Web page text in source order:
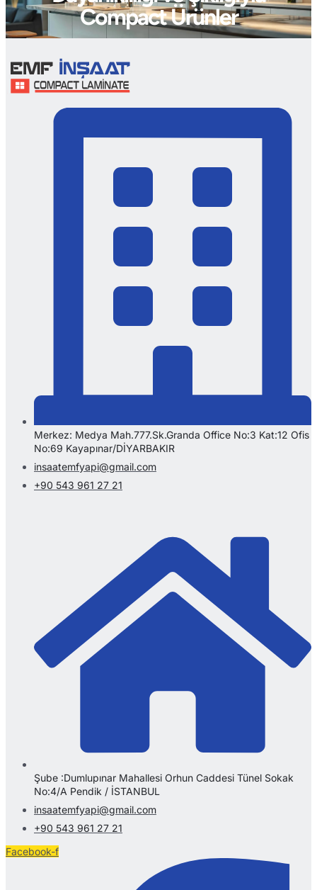
Compact Ürünler
Merkez: Medya Mah.777.Sk.Granda Office No:3 Kat:12 Ofis
No:69 Kayapınar/DİYARBAKIR
insaatemfyapi@gmail.com
+90 543 961 27 21
Şube :Dumlupınar Mahallesi Orhun Caddesi Tünel Sokak
No:4/A Pendik / İSTANBUL
insaatemfyapi@gmail.com
+90 543 961 27 21
Facebook-f